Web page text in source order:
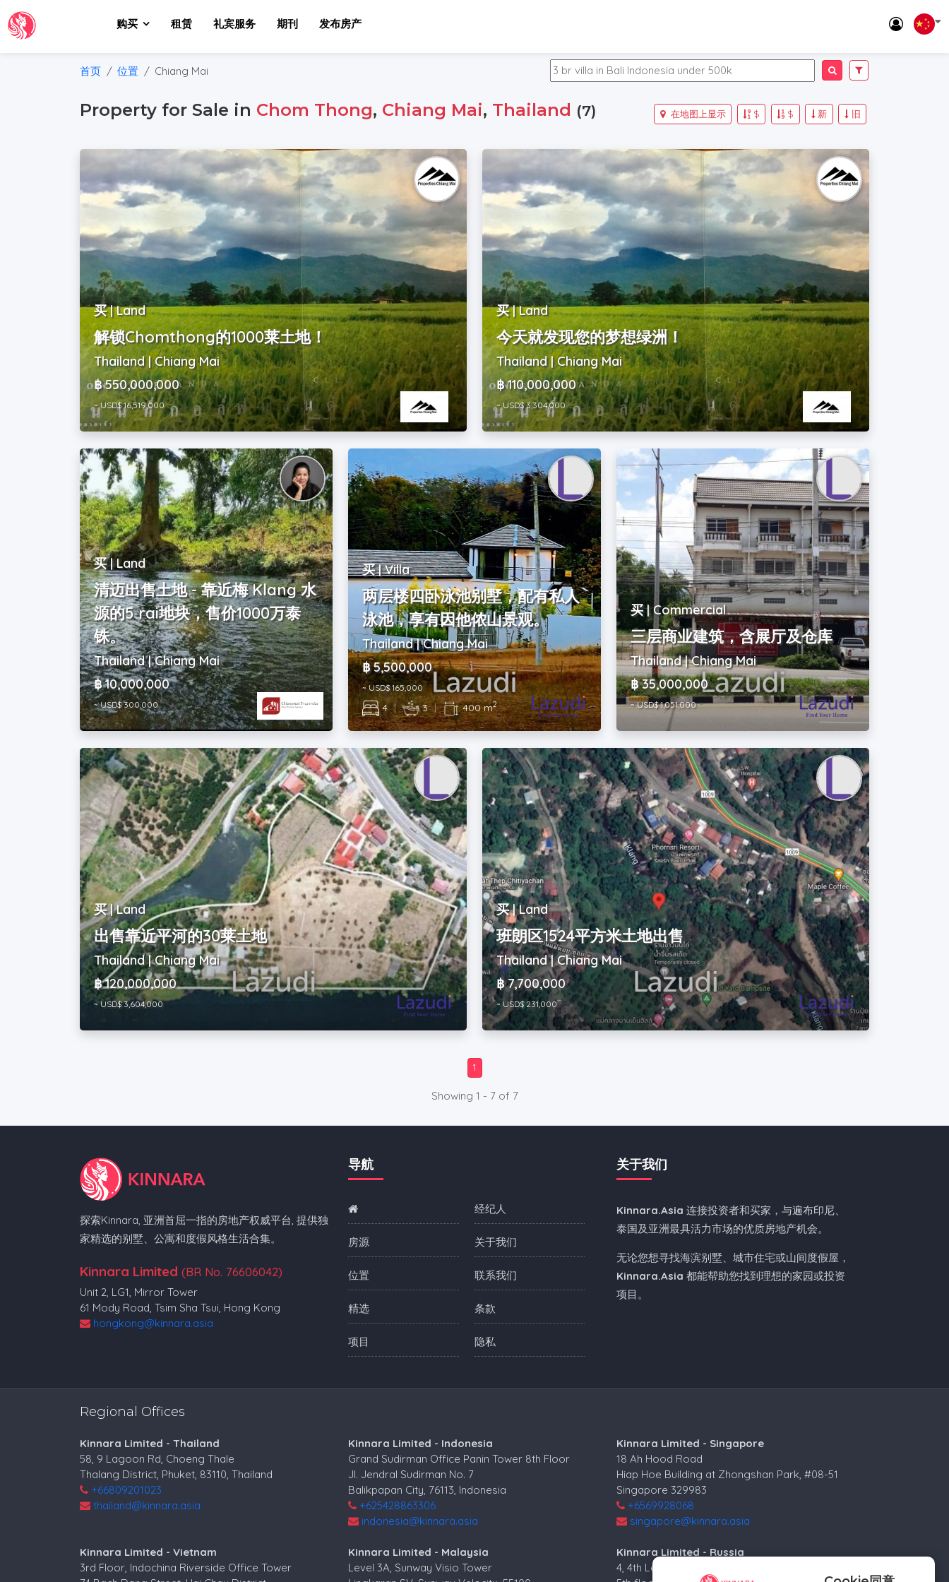
购买 租赁 礼宾服务 期刊 发布房产
首页 位置 Chiang Mai
Property for Sale in Chom Thong, Chiang Mai, Thailand (7) 旧
新
$
$
在地图上显示
买 | Land
解锁Chomthong的1000莱土地！
Thailand | Chiang Mai
฿ 550,000,000
~ USD$ 16,519,000
买 | Land
今天就发现您的梦想绿洲！
Thailand | Chiang Mai
฿ 110,000,000
~ USD$ 3,304,000
买 | Land
清迈出售土地 - 靠近梅 Klang 水
源的5 rai地块，售价1000万泰
铢。
Thailand | Chiang Mai
฿ 10,000,000
~ USD$ 300,000
买 | Villa
两层楼四卧泳池别墅，配有私人
泳池，享有因他侬山景观。
Thailand | Chiang Mai
฿ 5,500,000
~ USD$ 165,000
4 | 3 | 400 m2
买 | Commercial
三层商业建筑，含展厅及仓库
Thailand | Chiang Mai
฿ 35,000,000
~ USD$ 1,051,000
买 | Land
出售靠近平河的30莱土地
Thailand | Chiang Mai
฿ 120,000,000
~ USD$ 3,604,000
买 | Land
班朗区1524平方米土地出售
Thailand | Chiang Mai
฿ 7,700,000
~ USD$ 231,000
1
Showing 1 - 7 of 7
探索Kinnara, 亚洲首屈一指的房地产权威平台, 提供独
家精选的别墅、公寓和度假风格生活合集。
Kinnara Limited (BR No. 76606042)
Unit 2, LG1, Mirror Tower
61 Mody Road, Tsim Sha Tsui, Hong Kong
hongkong@kinnara.asia
导航
房源
位置
精选
项目
经纪人
关于我们
联系我们
条款
隐私
关于我们
Kinnara.Asia 连接投资者和买家，与遍布印尼、
泰国及亚洲最具活力市场的优质房地产机会。
无论您想寻找海滨别墅、城市住宅或山间度假屋，
Kinnara.Asia 都能帮助您找到理想的家园或投资
项目。
Regional Offices
Kinnara Limited - Thailand
58, 9 Lagoon Rd, Choeng Thale
Thalang District, Phuket, 83110, Thailand
+66809201023
thailand@kinnara.asia
Kinnara Limited - Indonesia
Grand Sudirman Office Panin Tower 8th Floor
Jl. Jendral Sudirman No. 7
Balikpapan City, 76113, Indonesia
+625428863306
indonesia@kinnara.asia
Kinnara Limited - Singapore
18 Ah Hood Road
Hiap Hoe Building at Zhongshan Park, #08-51
Singapore 329983
+6569928068
singapore@kinnara.asia
Kinnara Limited - Vietnam
3rd Floor, Indochina Riverside Office Tower
Kinnara Limited - Malaysia
Level 3A, Sunway Visio Tower
Kinnara Limited - Russia
4, 4th Lesnoy per.